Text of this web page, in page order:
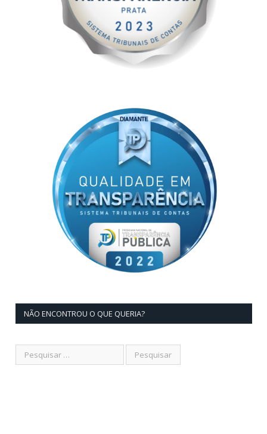
NÃO ENCONTROU O QUE QUERIA?